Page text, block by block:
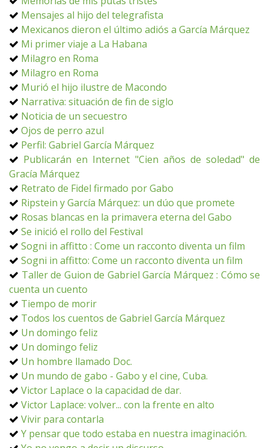
Mensajes al hijo del telegrafista
Mexicanos dieron el último adiós a García Márquez
Mi primer viaje a La Habana
Milagro en Roma
Milagro en Roma
Murió el hijo ilustre de Macondo
Narrativa: situación de fin de siglo
Noticia de un secuestro
Ojos de perro azul
Perfil: Gabriel García Márquez
Publicarán en Internet "Cien años de soledad" de
Gracía Márquez
Retrato de Fidel firmado por Gabo
Ripstein y García Márquez: un dúo que promete
Rosas blancas en la primavera eterna del Gabo
Se inició el rollo del Festival
Sogni in affitto : Come un racconto diventa un film
Sogni in affitto: Come un racconto diventa un film
Taller de Guion de Gabriel García Márquez : Cómo se
cuenta un cuento
Tiempo de morir
Todos los cuentos de Gabriel García Márquez
Un domingo feliz
Un domingo feliz
Un hombre llamado Doc.
Un mundo de gabo - Gabo y el cine, Cuba.
Victor Laplace o la capacidad de dar.
Victor Laplace: volver... con la frente en alto
Vivir para contarla
Y pensar que todo estaba en nuestra imaginación.